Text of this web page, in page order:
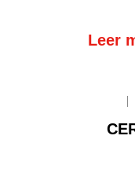
Leer